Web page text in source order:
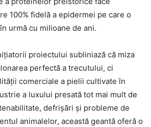
100% fidelă a epidermei pe care o
urmă cu milioane de ani.
proiectului subliniază că miza
perfectă a trecutului, ci
comerciale a pielii cultivate în
a luxului presată tot mai mult de
defrișări și probleme de
animalelor, această geantă oferă o